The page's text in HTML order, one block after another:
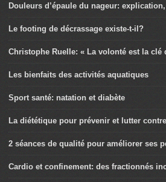
Douleurs d’épaule du nageur:
Le footing de décrassage existe-t-il?
Christophe Ruelle: « La volonté est la clé
Les bienfaits des activités aquatiques
Sport santé: natation et diabète
La diététique pour prévenir et lutter
2 séances de qualité pour améliorer ses
Cardio et confinement: des fractionnés